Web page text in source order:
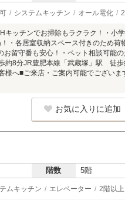
システムキッチン オール電化
キッチンでお掃除もラクラク！・小
・各居室収納スペース付きのため荷
留守番も安心！・ペット相談可能
8分JR豊肥本線「武蔵塚」駅 徒歩
へ■ご来店・ご案内可能でございま
お気に入りに追加
階数 5階
ムキッチン エレベーター 2階以上